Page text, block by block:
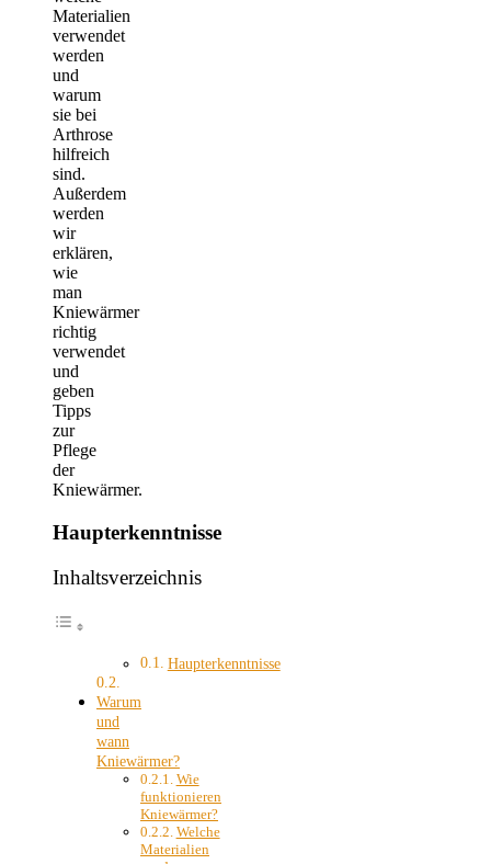
Materialien
verwendet
werden
und
warum
sie bei
Arthrose
hilfreich
sind.
Außerdem
werden
wir
erklären,
wie
man
Kniewärmer
richtig
verwendet
und
geben
Tipps
zur
Pflege
der
Kniewärmer.
Haupterkenntnisse
Inhaltsverzeichnis
Haupterkenntnisse
Warum
und
wann
Kniewärmer?
Wie
funktionieren
Kniewärmer?
Welche
Materialien